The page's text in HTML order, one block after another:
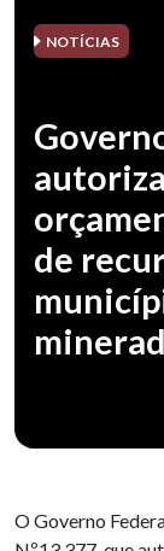
NOTÍCIAS
de
O Governo